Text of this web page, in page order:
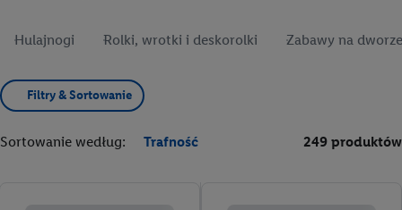
Hulajnogi Rolki, wrotki i deskorolki Zabawy na
Filtry & Sortowanie
Sortowanie według: Trafność 249 produktów